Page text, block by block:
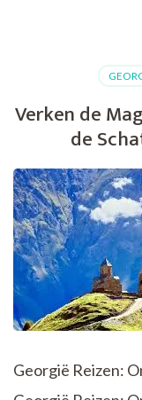
Verken de
de
Georgië Reizen: